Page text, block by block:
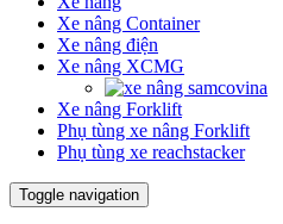
Xe nâng Container
Xe nâng điện
Xe nâng XCMG
Xe nâng Forklift
Phụ tùng xe nâng Forklift
Phụ tùng xe reachstacker
Toggle navigation